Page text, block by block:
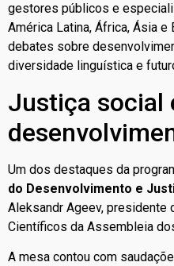
gestores públicos e
América Latina, África, Ásia e
debates sobre
diversidade linguística e
Justiça social
Um dos destaques da
do Desenvolvimento e
Aleksandr Ageev, presidente
Científicos da Assembleia
A mesa contou com